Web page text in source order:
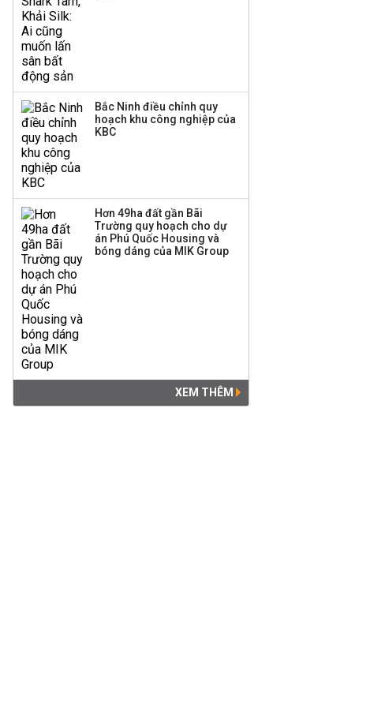
Bắc Ninh điều chỉnh quy
hoạch khu công nghiệp của
KBC
Hơn 49ha đất gần Bãi
Trường quy hoạch cho dự
án Phú Quốc Housing và
bóng dáng của MIK Group
XEM THÊM